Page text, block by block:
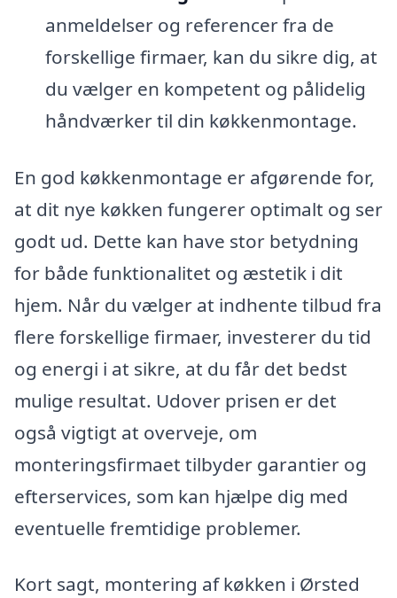
anmeldelser og referencer fra de
forskellige firmaer, kan du sikre dig, at
du vælger en kompetent og pålidelig
håndværker til din køkkenmontage.
En god køkkenmontage er afgørende for,
at dit nye køkken fungerer optimalt og ser
godt ud. Dette kan have stor betydning
for både funktionalitet og æstetik i dit
hjem. Når du vælger at indhente tilbud fra
flere forskellige firmaer, investerer du tid
og energi i at sikre, at du får det bedst
mulige resultat. Udover prisen er det
også vigtigt at overveje, om
monteringsfirmaet tilbyder garantier og
efterservices, som kan hjælpe dig med
eventuelle fremtidige problemer.
Kort sagt, montering af køkken i Ørsted